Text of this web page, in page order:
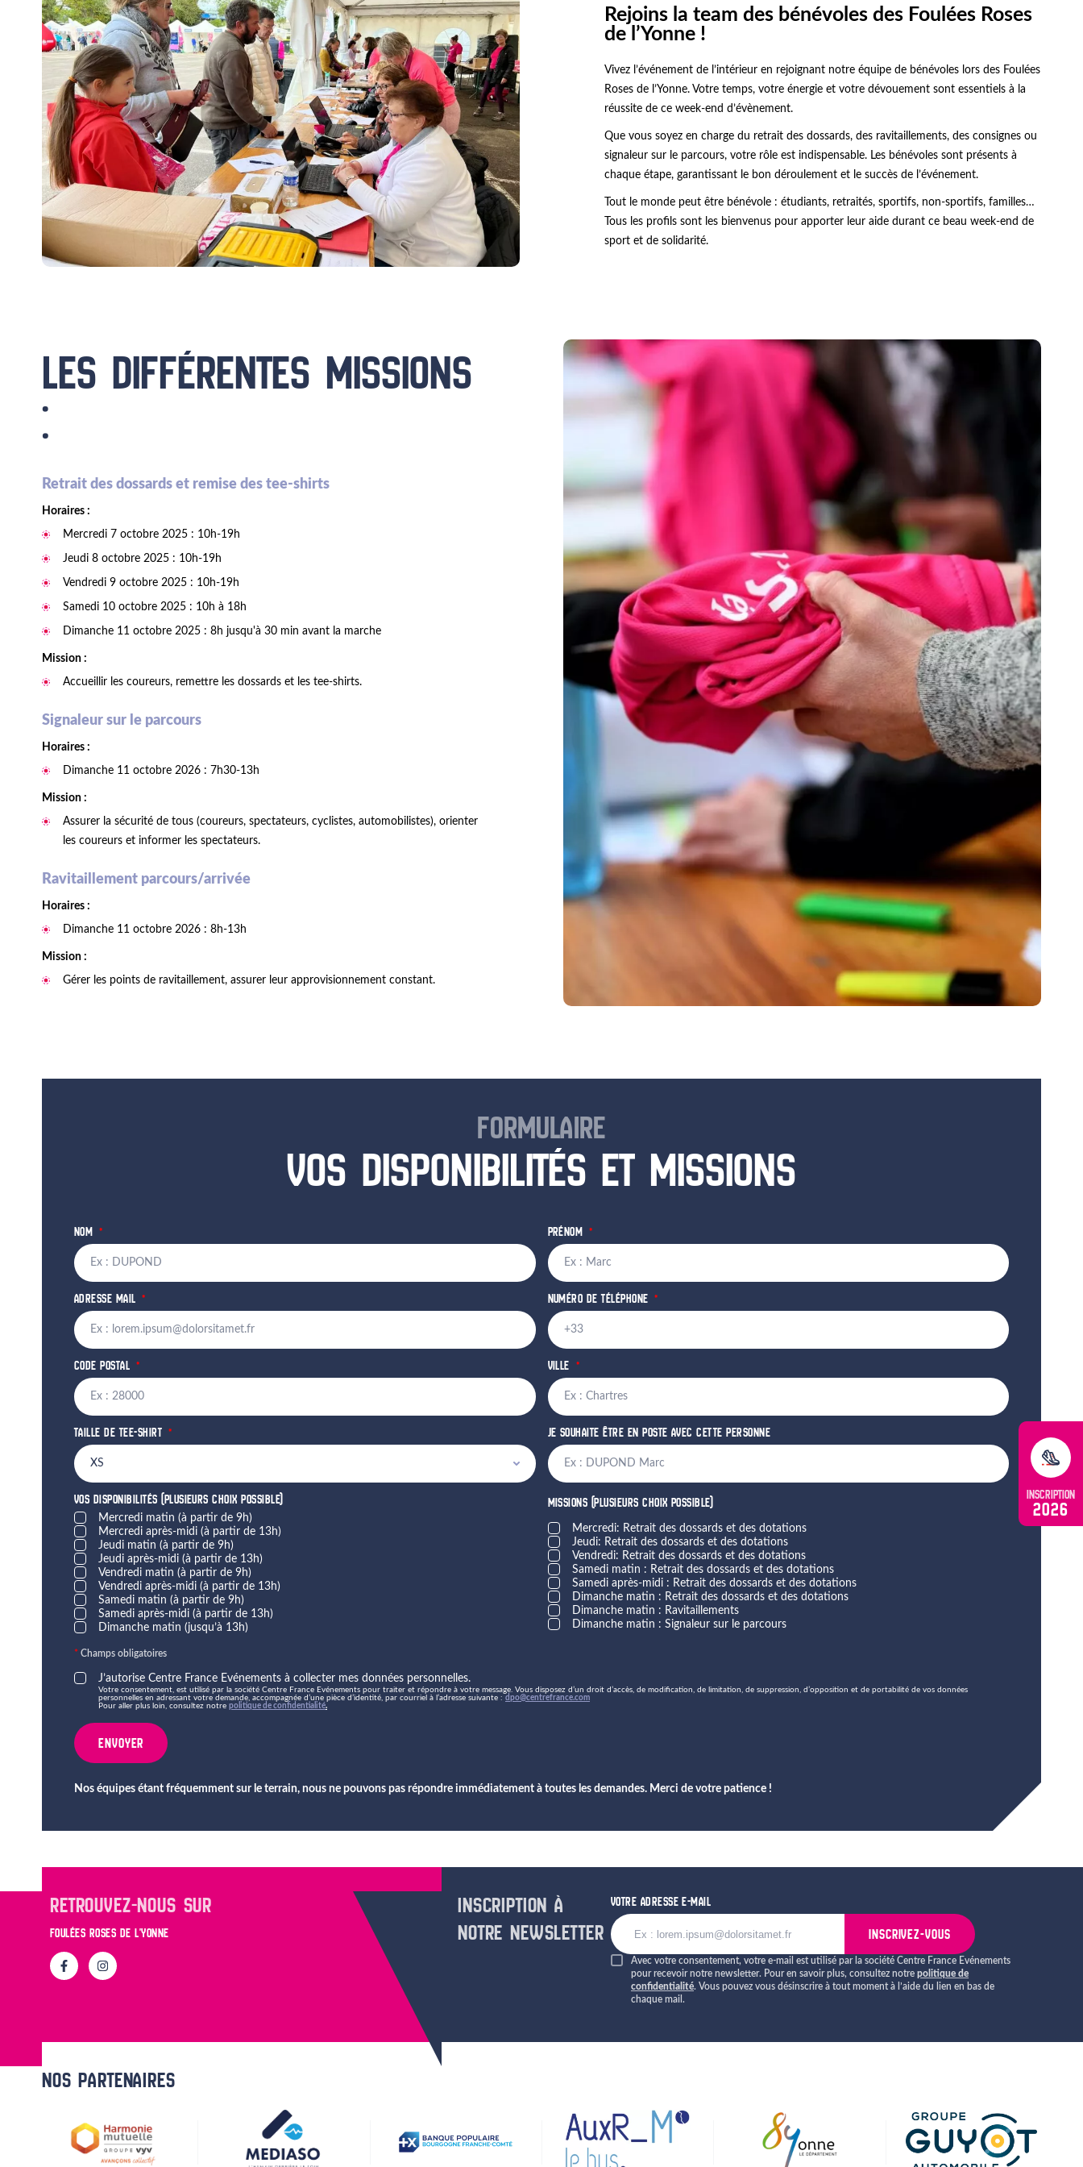
INSCRIPTION
2026
Rejoins la team des bénévoles des Foulées Roses
de l’Yonne !
Vivez l’événement de l’intérieur en rejoignant notre équipe de bénévoles lors des Foulées
Roses de l’Yonne. Votre temps, votre énergie et votre dévouement sont essentiels à la
réussite de ce week-end d’évènement.
Que vous soyez en charge du retrait des dossards, des ravitaillements, des consignes ou
signaleur sur le parcours, votre rôle est indispensable. Les bénévoles sont présents à
chaque étape, garantissant le bon déroulement et le succès de l’événement.
Tout le monde peut être bénévole : étudiants, retraités, sportifs, non-sportifs, familles…
Tous les profils sont les bienvenus pour apporter leur aide durant ce beau week-end de
sport et de solidarité.
LES DIFFÉRENTES MISSIONS
:
Retrait des dossards et remise des tee-shirts
Horaires :
Mercredi 7 octobre 2025 : 10h-19h
Jeudi 8 octobre 2025 : 10h-19h
Vendredi 9 octobre 2025 : 10h-19h
Samedi 10 octobre 2025 : 10h à 18h
Dimanche 11 octobre 2025 : 8h jusqu'à 30 min avant la marche
Mission :
Accueillir les coureurs, remettre les dossards et les tee-shirts.
Signaleur sur le parcours
Horaires :
Dimanche 11 octobre 2026 : 7h30-13h
Mission :
Assurer la sécurité de tous (coureurs, spectateurs, cyclistes, automobilistes), orienter
les coureurs et informer les spectateurs.
Ravitaillement parcours/arrivée
Horaires :
Dimanche 11 octobre 2026 : 8h-13h
Mission :
Gérer les points de ravitaillement, assurer leur approvisionnement constant.
FORMULAIRE
VOS DISPONIBILITÉS ET MISSIONS
NOM PRÉNOM
ADRESSE MAIL NUMÉRO DE TÉLÉPHONE
CODE POSTAL VILLE
TAILLE DE TEE-SHIRT JE SOUHAITE ÊTRE EN POSTE AVEC CETTE PERSONNE
VOS DISPONIBILITÉS (PLUSIEURS CHOIX POSSIBLE)
Mercredi matin (à partir de 9h)
Mercredi après-midi (à partir de 13h)
Jeudi matin (à partir de 9h)
Jeudi après-midi (à partir de 13h)
Vendredi matin (à partir de 9h)
Vendredi après-midi (à partir de 13h)
Samedi matin (à partir de 9h)
Samedi après-midi (à partir de 13h)
Dimanche matin (jusqu’à 13h)
MISSIONS (PLUSIEURS CHOIX POSSIBLE)
Mercredi: Retrait des dossards et des dotations
Jeudi: Retrait des dossards et des dotations
Vendredi: Retrait des dossards et des dotations
Samedi matin : Retrait des dossards et des dotations
Samedi après-midi : Retrait des dossards et des dotations
Dimanche matin : Retrait des dossards et des dotations
Dimanche matin : Ravitaillements
Dimanche matin : Signaleur sur le parcours
* Champs obligatoires
J’autorise Centre France Evénements à collecter mes données personnelles.
Votre consentement, est utilisé par la société Centre France Evénements pour traiter et répondre à votre message. Vous disposez d’un droit d’accès, de modification, de limitation, de suppression, d’opposition et de portabilité de vos données
personnelles en adressant votre demande, accompagnée d’une pièce d’identité, par courriel à l’adresse suivante : dpo@centrefrance.com
Pour aller plus loin, consultez notre politique de confidentialité.
ENVOYER
Nos équipes étant fréquemment sur le terrain, nous ne pouvons pas répondre immédiatement à toutes les demandes. Merci de votre patience !
RETROUVEZ-NOUS SUR
FOULÉES ROSES DE L'YONNE
INSCRIPTION À
NOTRE NEWSLETTER
VOTRE ADRESSE E-MAIL
INSCRIVEZ-VOUS
Avec votre consentement, votre e-mail est utilisé par la société Centre France Evénements
pour recevoir notre newsletter. Pour en savoir plus, consultez notre politique de
confidentialité. Vous pouvez vous désinscrire à tout moment à l’aide du lien en bas de
chaque mail.
NOS PARTENAIRES